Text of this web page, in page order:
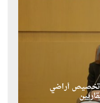
تخصيص أراضي